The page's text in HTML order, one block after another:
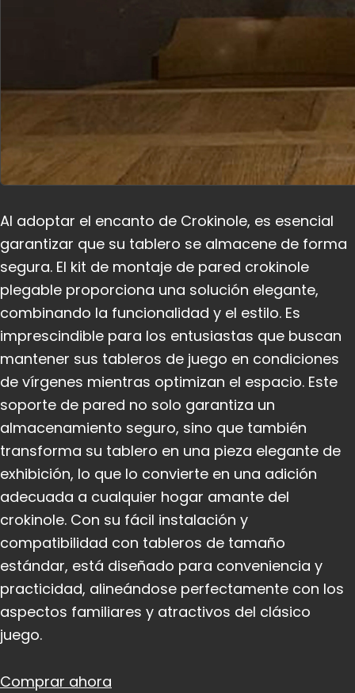
Al adoptar el encanto de Crokinole, es esencial
garantizar que su tablero se almacene de forma
segura. El kit de montaje de pared crokinole
plegable proporciona una solución elegante,
combinando la funcionalidad y el estilo. Es
imprescindible para los entusiastas que buscan
mantener sus tableros de juego en condiciones
de vírgenes mientras optimizan el espacio. Este
soporte de pared no solo garantiza un
almacenamiento seguro, sino que también
transforma su tablero en una pieza elegante de
exhibición, lo que lo convierte en una adición
adecuada a cualquier hogar amante del
crokinole. Con su fácil instalación y
compatibilidad con tableros de tamaño
estándar, está diseñado para conveniencia y
practicidad, alineándose perfectamente con los
aspectos familiares y atractivos del clásico
juego.
Comprar ahora